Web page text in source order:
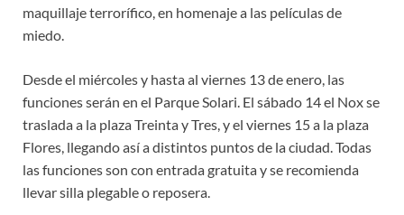
maquillaje terrorífico, en homenaje a las películas de
miedo.
Desde el miércoles y hasta al viernes 13 de enero, las
funciones serán en el Parque Solari. El sábado 14 el Nox se
traslada a la plaza Treinta y Tres, y el viernes 15 a la plaza
Flores, llegando así a distintos puntos de la ciudad. Todas
las funciones son con entrada gratuita y se recomienda
llevar silla plegable o reposera.